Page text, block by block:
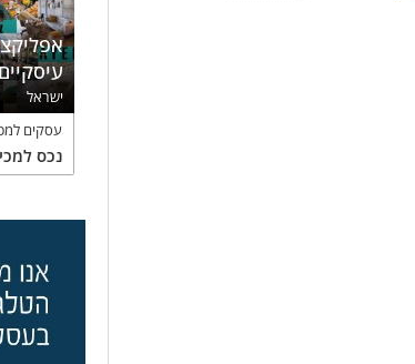
ישראל
עסקים
נכס